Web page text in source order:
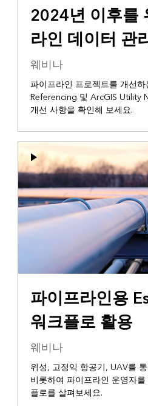
2024년 이후를
라인 데이터 관
웨비나
파이프라인 프로젝트를 개선
Referencing 및 ArcGIS Utility
개선 사항을 확인해 보세요.
파이프라인용
워크플로 활용
웨비나
위성, 고정익 항공기, UAV를
비롯하여 파이프라인 운영자
플로를 살펴보세요.